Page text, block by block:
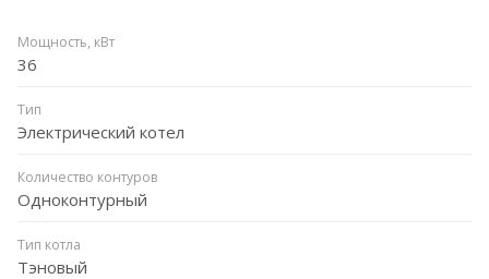
Мощность, кВт
36
Тип
Электрический котел
Количество контуров
Одноконтурный
Тип котла
Тэновый